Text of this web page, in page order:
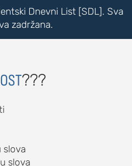
Dnevni List [SDL]. Sva
zadržana.
???
slova
slova